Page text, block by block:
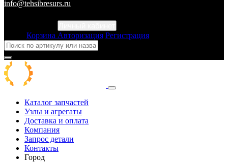
info@tehsibresurs.ru
Корзина Авторизация Регистрация
Каталог запчастей
Узлы и агрегаты
Доставка и оплата
Компания
Запрос детали
Контакты
Город